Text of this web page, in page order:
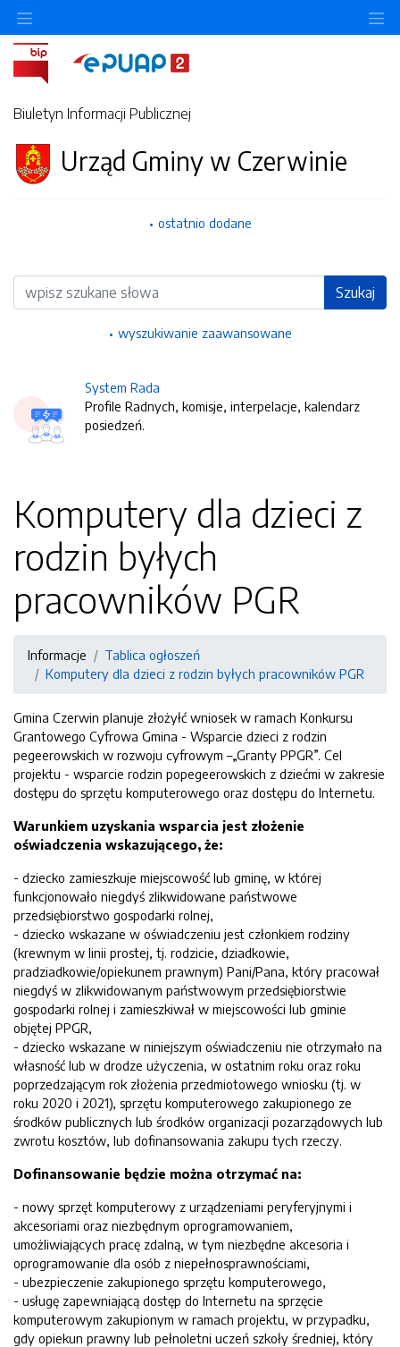
Biuletyn Informacji Publicznej
Urząd Gminy w Czerwinie
ostatnio dodane
Wyszukiwarka Szukaj
wyszukiwanie zaawansowane
System Rada
Profile Radnych, komisje, interpelacje, kalendarz
posiedzeń.
Komputery dla dzieci z
rodzin byłych
pracowników PGR
Informacje
Tablica ogłoszeń
Komputery dla dzieci z rodzin byłych pracowników PGR
Gmina Czerwin planuje złożyłć wniosek w ramach Konkursu
Grantowego Cyfrowa Gmina - Wsparcie dzieci z rodzin
pegeerowskich w rozwoju cyfrowym –„Granty PPGR”. Cel
projektu - wsparcie rodzin popegeerowskich z dziećmi w zakresie
dostępu do sprzętu komputerowego oraz dostępu do Internetu.
Warunkiem uzyskania wsparcia jest złożenie
oświadczenia wskazującego, że:
- dziecko zamieszkuje miejscowość lub gminę, w której
funkcjonowało niegdyś zlikwidowane państwowe
przedsiębiorstwo gospodarki rolnej,
- dziecko wskazane w oświadczeniu jest członkiem rodziny
(krewnym w linii prostej, tj. rodzicie, dziadkowie,
pradziadkowie/opiekunem prawnym) Pani/Pana, który pracował
niegdyś w zlikwidowanym państwowym przedsiębiorstwie
gospodarki rolnej i zamieszkiwał w miejscowości lub gminie
objętej PPGR,
- dziecko wskazane w niniejszym oświadczeniu nie otrzymało na
własność lub w drodze użyczenia, w ostatnim roku oraz roku
poprzedzającym rok złożenia przedmiotowego wniosku (tj. w
roku 2020 i 2021), sprzętu komputerowego zakupionego ze
środków publicznych lub środków organizacji pozarządowych lub
zwrotu kosztów, lub dofinansowania zakupu tych rzeczy.
Dofinansowanie będzie można otrzymać na:
- nowy sprzęt komputerowy z urządzeniami peryferyjnymi i
akcesoriami oraz niezbędnym oprogramowaniem,
umożliwiających pracę zdalną, w tym niezbędne akcesoria i
oprogramowanie dla osób z niepełnosprawnościami,
- ubezpieczenie zakupionego sprzętu komputerowego,
- usługę zapewniającą dostęp do Internetu na sprzęcie
komputerowym zakupionym w ramach projektu, w przypadku,
gdy opiekun prawny lub pełnoletni uczeń szkoły średniej, który